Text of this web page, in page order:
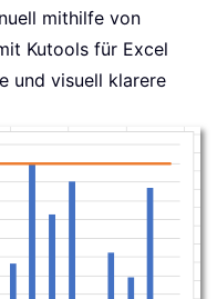
mithilfe von
Kutools für Excel
und visuell klarere